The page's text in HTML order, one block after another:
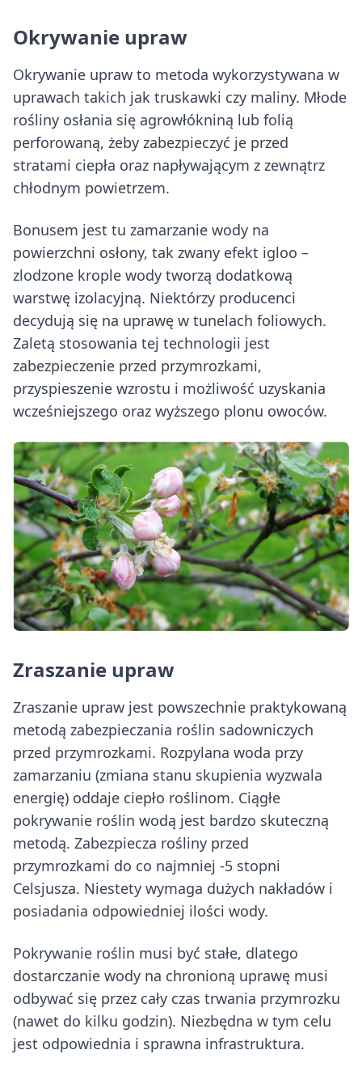
Okrywanie upraw
Okrywanie upraw to metoda wykorzystywana w
uprawach takich jak truskawki czy maliny. Młode
rośliny osłania się agrowłókniną lub folią
perforowaną, żeby zabezpieczyć je przed
stratami ciepła oraz napływającym z zewnątrz
chłodnym powietrzem.
Bonusem jest tu zamarzanie wody na
powierzchni osłony, tak zwany efekt igloo –
zlodzone krople wody tworzą dodatkową
warstwę izolacyjną. Niektórzy producenci
decydują się na uprawę w tunelach foliowych.
Zaletą stosowania tej technologii jest
zabezpieczenie przed przymrozkami,
przyspieszenie wzrostu i możliwość uzyskania
wcześniejszego oraz wyższego plonu owoców.
Zraszanie upraw
Zraszanie upraw jest powszechnie praktykowaną
metodą zabezpieczania roślin sadowniczych
przed przymrozkami. Rozpylana woda przy
zamarzaniu (zmiana stanu skupienia wyzwala
energię) oddaje ciepło roślinom. Ciągłe
pokrywanie roślin wodą jest bardzo skuteczną
metodą. Zabezpiecza rośliny przed
przymrozkami do co najmniej -5 stopni
Celsjusza. Niestety wymaga dużych nakładów i
posiadania odpowiedniej ilości wody.
Pokrywanie roślin musi być stałe, dlatego
dostarczanie wody na chronioną uprawę musi
odbywać się przez cały czas trwania przymrozku
(nawet do kilku godzin). Niezbędna w tym celu
jest odpowiednia i sprawna infrastruktura.